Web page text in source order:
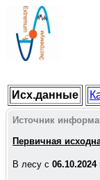
Исх.данные
Источник
Первичная
В лесу c 06.10.2024